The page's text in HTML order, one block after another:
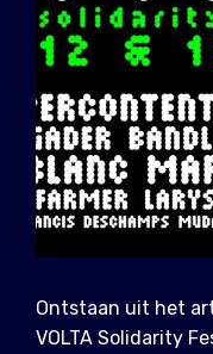
Ontstaan uit het
VOLTA Solidarity